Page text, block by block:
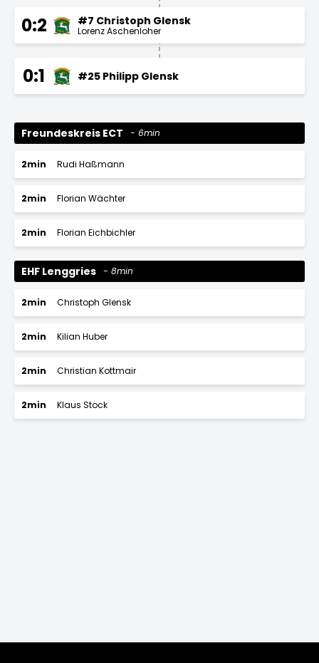
0:2 #7 Christoph Glensk
Lorenz Aschenloher
0:1 #25 Philipp Glensk
Freundeskreis ECT 6min
2min Rudi Haßmann
2min Florian Wächter
2min Florian Eichbichler
EHF Lenggries 8min
2min Christoph Glensk
2min Kilian Huber
2min Christian Kottmair
2min Klaus Stock